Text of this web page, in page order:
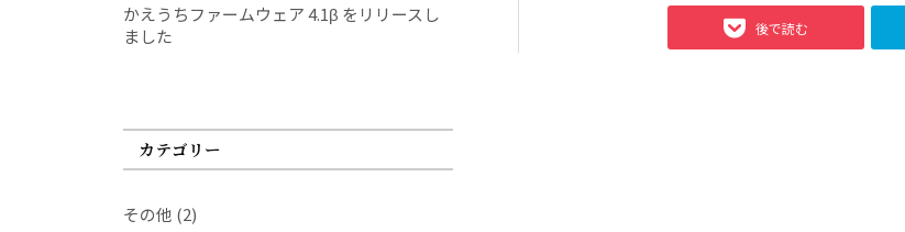
後で読む
かえうちファームウェア 4.1β をリリースし
ました
カテゴリー
その他 (2)